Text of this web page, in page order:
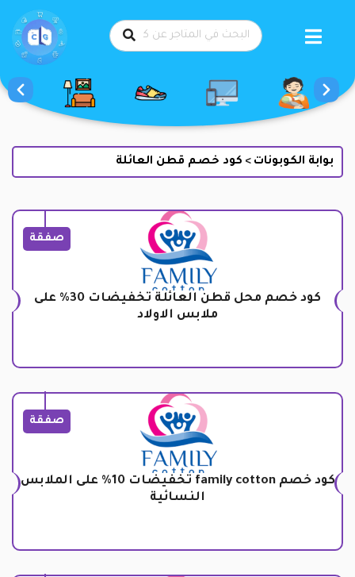
بوابة الكوبونات > كود خصم قطن العائلة
صفقة
كود خصم محل قطن العائلة تخفيضات 30% على
ملابس الاولاد
صفقة
كود خصم family cotton تخفيضات 10% على الملابس
النسائية